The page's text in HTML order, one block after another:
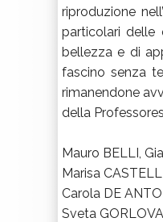
riproduzione
particolari delle
bellezza e di
fascino senza
rimanendone
della
Mauro BELLI,
Marisa
Carola DE
Sveta